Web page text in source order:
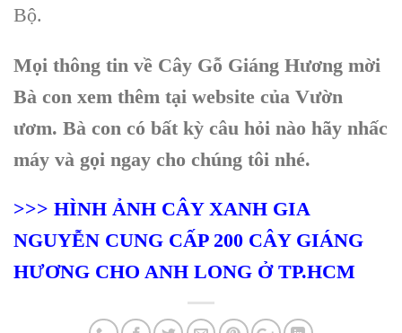
Bộ.
Mọi thông tin về Cây Gỗ Giáng Hương mời
Bà con xem thêm tại website của Vườn
ươm. Bà con có bất kỳ câu hỏi nào hãy nhấc
máy và gọi ngay cho chúng tôi nhé.
>>> HÌNH ẢNH CÂY XANH GIA
NGUYỄN CUNG CẤP 200 CÂY GIÁNG
HƯƠNG CHO ANH LONG Ở TP.HCM